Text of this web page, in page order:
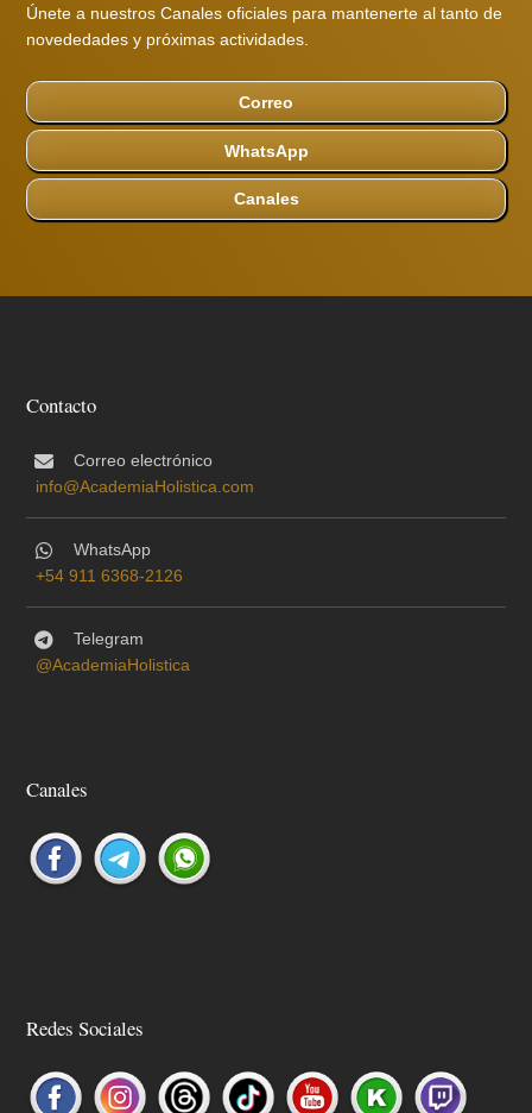
Únete a nuestros Canales oficiales para mantenerte al tanto de
novededades y próximas actividades.
Correo
WhatsApp
Canales
Contacto
Correo electrónico
info@AcademiaHolistica.com
WhatsApp
+54 911 6368-2126
Telegram
@AcademiaHolistica
Canales
Redes Sociales